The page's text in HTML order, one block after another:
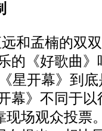
和孟楠的双
的《好歌曲
星开幕》到
幕》不同于
场观众投票